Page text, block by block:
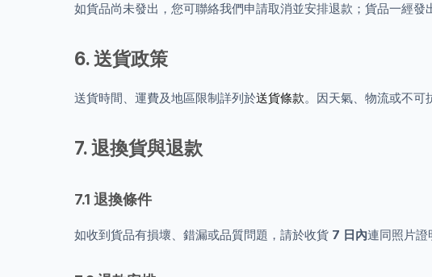
如貨品尚未發出，您可聯絡我們申請取消並安排退款；貨品一經發
6. 送貨政策
送貨時間、運費及地區限制詳列於送貨條款。因天氣、物流或不可
7. 退換貨與退款
7.1 退換條件
如收到貨品有損壞、錯漏或品質問題，請於收貨 7 日內連同照片證